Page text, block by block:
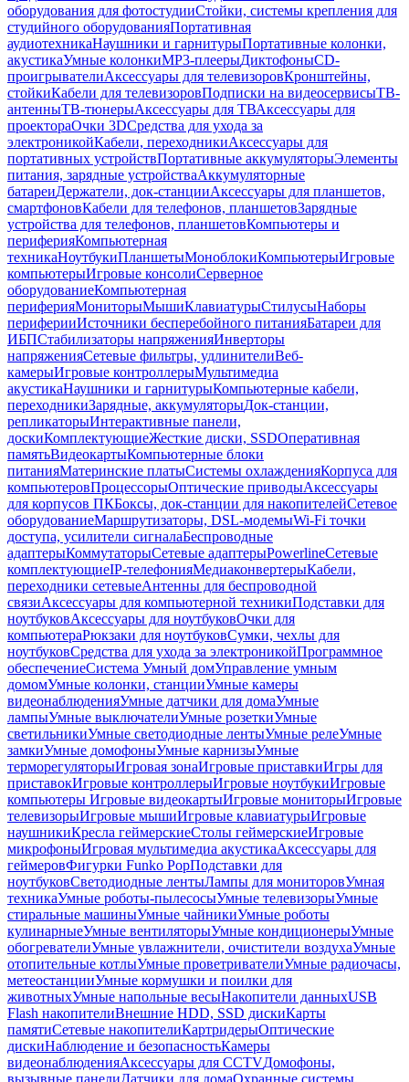
оборудования для фотостудииСтойки, системы крепления для
студийного оборудованияПортативная
аудиотехникаНаушники и гарнитурыПортативные колонки,
акустикаУмные колонкиMP3-плеерыДиктофоныCD-
проигрывателиАксессуары для телевизоровКронштейны,
стойкиКабели для телевизоровПодписки на видеосервисыТВ-
антенныТВ-тюнерыАксессуары для ТВАксессуары для
проектораОчки 3DСредства для ухода за
электроникойКабели, переходникиАксессуары для
портативных устройствПортативные аккумуляторыЭлементы
питания, зарядные устройстваАккумуляторные
батареиДержатели, док-станцииАксессуары для планшетов,
смартфоновКабели для телефонов, планшетовЗарядные
устройства для телефонов, планшетовКомпьютеры и
периферияКомпьютерная
техникаНоутбукиПланшетыМоноблокиКомпьютерыИгровые
компьютерыИгровые консолиСерверное
оборудованиеКомпьютерная
периферияМониторыМышиКлавиатурыСтилусыНаборы
периферииИсточники бесперебойного питанияБатареи для
ИБПСтабилизаторы напряженияИнверторы
напряженияСетевые фильтры, удлинителиВеб-
камерыИгровые контроллерыМультимедиа
акустикаНаушники и гарнитурыКомпьютерные кабели,
переходникиЗарядные, аккумуляторыДок-станции,
репликаторыИнтерактивные панели,
доскиКомплектующиеЖесткие диски, SSDОперативная
памятьВидеокартыКомпьютерные блоки
питанияМатеринские платыСистемы охлажденияКорпуса для
компьютеровПроцессорыОптические приводыАксессуары
для корпусов ПКБоксы, док-станции для накопителейСетевое
оборудованиеМаршрутизаторы, DSL-модемыWi-Fi точки
доступа, усилители сигналаБеспроводные
адаптерыКоммутаторыСетевые адаптерыPowerlineСетевые
комплектующиеIP-телефонияМедиаконвертерыКабели,
переходники сетевыеАнтенны для беспроводной
связиАксессуары для компьютерной техникиПодставки для
ноутбуковАксессуары для ноутбуковОчки для
компьютераРюкзаки для ноутбуковСумки, чехлы для
ноутбуковСредства для ухода за электроникойПрограммное
обеспечениеСистема Умный домУправление умным
домомУмные колонки, станцииУмные камеры
видеонаблюденияУмные датчики для домаУмные
лампыУмные выключателиУмные розеткиУмные
светильникиУмные светодиодные лентыУмные релеУмные
замкиУмные домофоныУмные карнизыУмные
терморегуляторыИгровая зонаИгровые приставкиИгры для
приставокИгровые контроллерыИгровые ноутбукиИгровые
компьютеры Игровые видеокартыИгровые мониторыИгровые
телевизорыИгровые мышиИгровые клавиатурыИгровые
наушникиКресла геймерскиеСтолы геймерскиеИгровые
микрофоныИгровая мультимедиа акустикаАксессуары для
геймеровФигурки Funko PopПодставки для
ноутбуковСветодиодные лентыЛампы для мониторовУмная
техникаУмные роботы-пылесосыУмные телевизорыУмные
стиральные машиныУмные чайникиУмные роботы
кулинарныеУмные вентиляторыУмные кондиционерыУмные
обогревателиУмные увлажнители, очистители воздухаУмные
отопительные котлыУмные проветривателиУмные радиочасы,
метеостанцииУмные кормушки и поилки для
животныхУмные напольные весыНакопители данныхUSB
Flash накопителиВнешние HDD, SSD дискиКарты
памятиСетевые накопителиКартридерыОптические
дискиНаблюдение и безопасностьКамеры
видеонаблюденияАксессуары для CCTVДомофоны,
вызывные панелиДатчики для домаОхранные системы,